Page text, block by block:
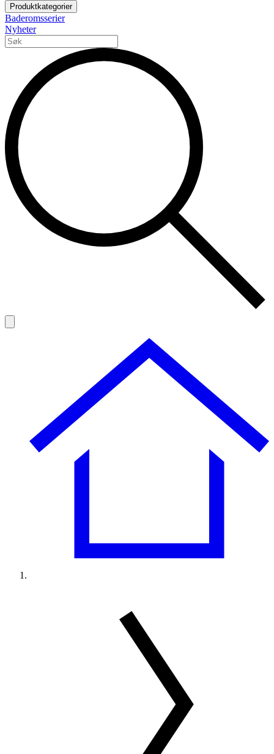
Produktkategorier
Baderomsserier
Nyheter